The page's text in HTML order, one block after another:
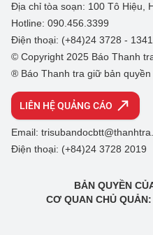
Địa chỉ tòa soạn: 100 Tô Hiệu,
Hotline: 090.456.3399
Điện thoại: (+84)24 3728 -
© Copyright 2025 Báo Thanh
® Báo Thanh tra giữ bản
LIÊN HỆ QUẢNG CÁO
Email:
Điện thoại: (+84)24 3728 2019
BẢN QUYỀN
CƠ QUAN CHỦ